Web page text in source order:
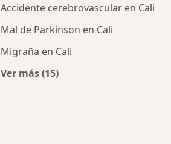
Accidente cerebrovascular en Cali
Mal de Parkinson en Cali
Migraña en Cali
Ver más (15)